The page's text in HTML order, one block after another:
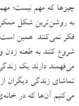
چیزها که مهم نیست؛
به روشن‌ترین شکل
فکر نمی‌کنند. همین است
شروع کنند به طعنه زدن
می‌فهمند دارند یک
تماشای زندگی دیگران
می‌کنیم آن‌ها که در